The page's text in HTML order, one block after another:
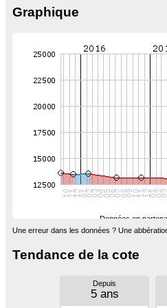
Graphique
Données en
Une erreur dans les données ? Une
Tendance de la cote
Depuis
5 ans